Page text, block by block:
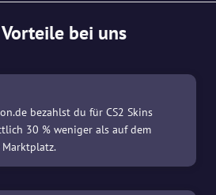
bei uns
bezahlst du für CS2 Skins
30 % weniger als auf dem